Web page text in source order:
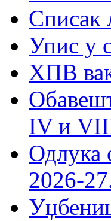
Списак
Упис у
ХПВ
IV и
Одлука
2026-